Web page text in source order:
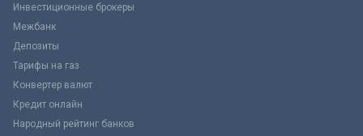
Инвестиционные брокеры
Межбанк
Депозиты
Тарифы на газ
Конвертер валют
Кредит онлайн
Народный рейтинг банков